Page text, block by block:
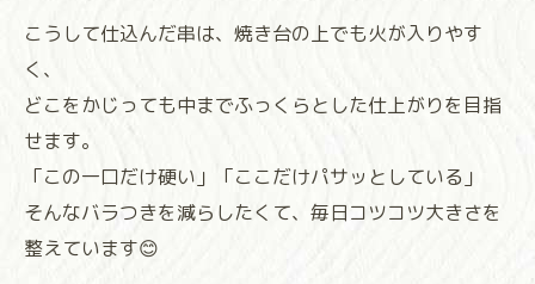
こうして仕込んだ串は、焼き台の上でも火が入りやす
く、
どこをかじっても中までふっくらとした仕上がりを目指
せます。
「この一口だけ硬い」「ここだけパサッとしている」
そんなバラつきを減らしたくて、毎日コツコツ大きさを
整えています😊